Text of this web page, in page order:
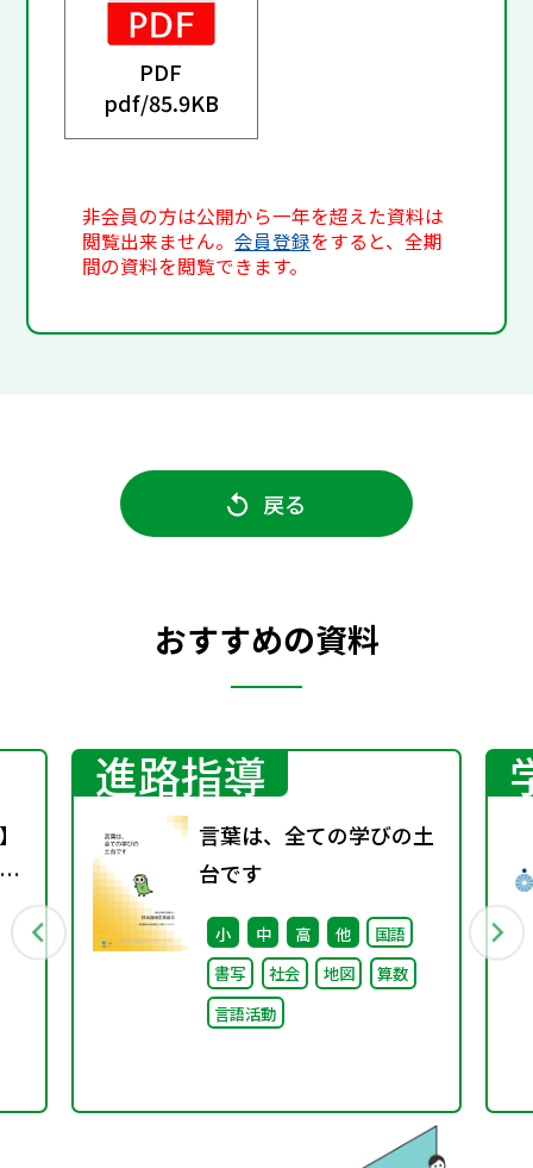
PDF
pdf/85.9KB
非会員の方は公開から一年を超えた資料は
閲覧出来ません。会員登録をすると、全期
間の資料を閲覧できます。
戻る
おすすめの資料
進路指導
言葉は、全ての学びの土
台です
小 中 高 他
国語
書写
社会 地図
算数
言語活動